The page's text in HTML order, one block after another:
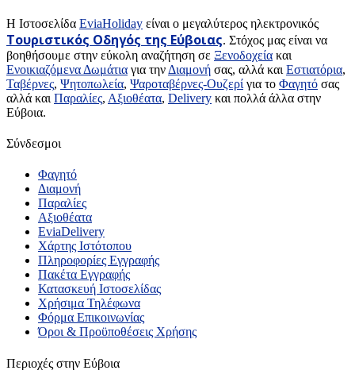
H Ιστοσελίδα EviaHoliday είναι ο μεγαλύτερος ηλεκτρονικός
Τουριστικός Οδηγός της Εύβοιας. Στόχος μας είναι να
βοηθήσουμε στην εύκολη αναζήτηση σε Ξενοδοχεία και
Ενοικιαζόμενα Δωμάτια για την Διαμονή σας, αλλά και Εστιατόρια,
Ταβέρνες, Ψητοπωλεία, Ψαροταβέρνες-Ουζερί για το Φαγητό σας
αλλά και Παραλίες, Αξιοθέατα, Delivery και πολλά άλλα στην
Εύβοια.
Σύνδεσμοι
Φαγητό
Διαμονή
Παραλίες
Αξιοθέατα
EviaDelivery
Χάρτης Ιστότοπου
Πληροφορίες Εγγραφής
Πακέτα Εγγραφής
Κατασκευή Ιστοσελίδας
Χρήσιμα Τηλέφωνα
Φόρμα Επικοινωνίας
Όροι & Προϋποθέσεις Xρήσης
Περιοχές στην Εύβοια